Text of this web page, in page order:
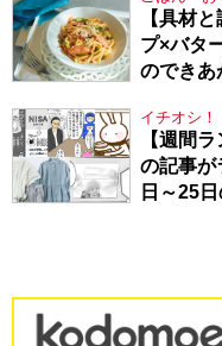
【具材
プ×バタ
のできあ
イチオシ！
【週間
の記事
日～25